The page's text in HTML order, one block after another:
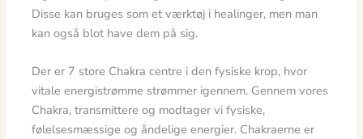
Disse kan bruges som et værktøj i healinger, men man
kan også blot have dem på sig.
Der er 7 store Chakra centre i den fysiske krop, hvor
vitale energistrømme strømmer igennem. Gennem vores
Chakra, transmittere og modtager vi fysiske,
følelsesmæssige og åndelige energier. Chakraerne er